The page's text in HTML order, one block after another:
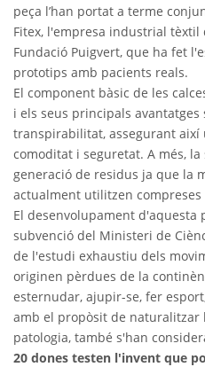
peça l’han portat a terme
Fitex, l'empresa industrial tèxtil
Fundació Puigvert, que ha fet
prototips amb pacients reals.
El component bàsic de les
i els seus principals
transpirabilitat, assegurant així
comoditat i seguretat. A més,
generació de residus ja que la
actualment utilitzen compreses
El desenvolupament d'aquesta
subvenció del Ministeri de
de l'estudi exhaustiu dels
originen pèrdues de la
esternudar, ajupir-se, fer
amb el propòsit de naturalitzar
patologia, també s'han
20 dones testen l'invent que